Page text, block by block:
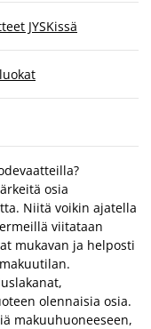
JYSKissä
osia
Niitä voikin ajatella
viitataan
mukavan ja helposti
olennaisia osia.
makuuhuoneeseen,